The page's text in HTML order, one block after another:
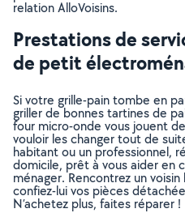
relation AlloVoisins.
Prestations de
de petit
Si votre grille-pain tombe en
griller de bonnes tartines de
four micro-onde vous jouent
vouloir les changer tout de
habitant ou un professionnel,
domicile, prêt à vous aider en
ménager. Rencontrez un
confiez-lui vos pièces
N’achetez plus, faites réparer !